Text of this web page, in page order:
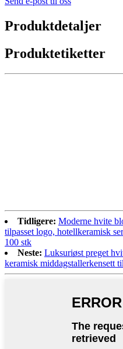
Produktdetaljer
Produktetiketter
Tidligere: Moderne hvite
tilpasset logo, hotellkeramisk
100 stk
Neste: Luksuriøst preget
keramisk middagstallerkensett